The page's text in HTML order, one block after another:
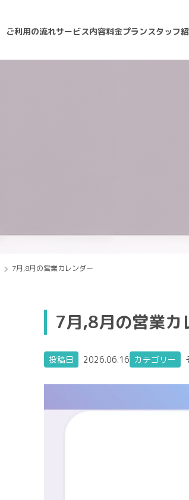
ご利用の流れサービス内容料金プラン スタッフ
7月,8月の営業カレンダー
7月,8月の営業カ
投稿日 2026.06.16 カテゴリー